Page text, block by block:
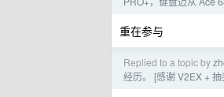
重在参与
Replied to a topic by
经历。 [感谢 V2EX + 抽